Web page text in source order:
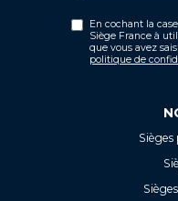
En cochant la
Siège France à
que vous avez
politique de
Sièges